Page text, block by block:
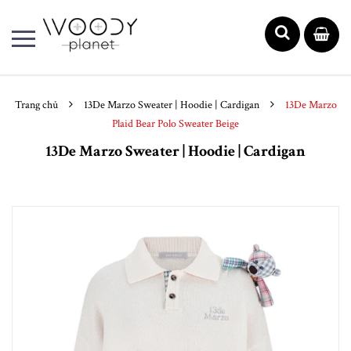
Trang chủ 13De Marzo Sweater | Hoodie | Cardigan
13De Marzo
Plaid Bear Polo Sweater Beige
13De Marzo Sweater | Hoodie | Cardigan